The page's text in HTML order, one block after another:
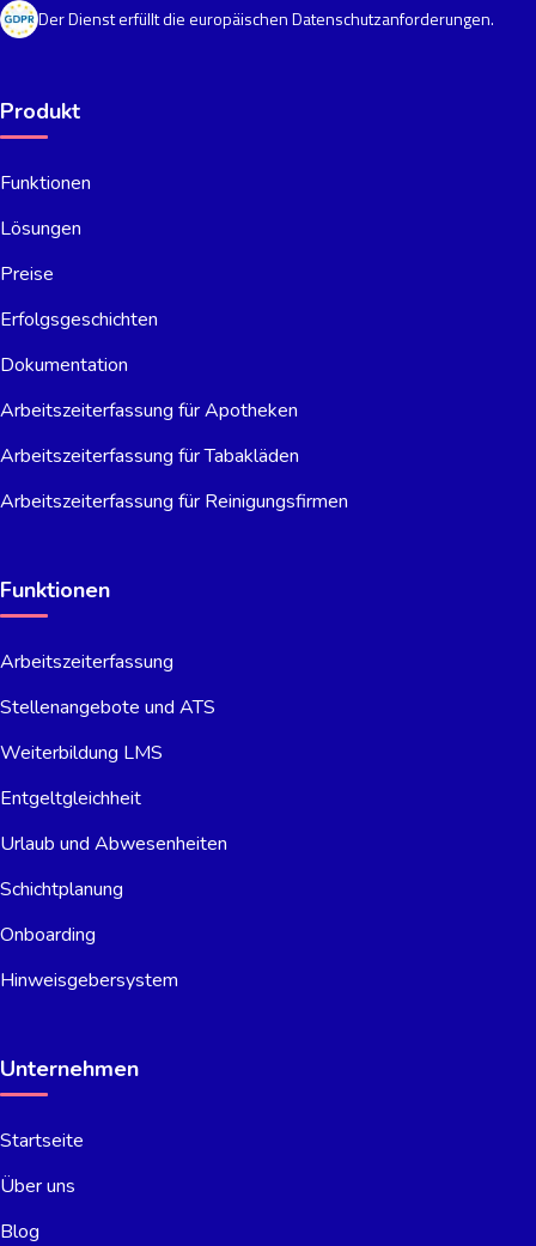
Der Dienst erfüllt die europäischen Datenschutzanforderungen.
Produkt
Funktionen
Lösungen
Preise
Erfolgsgeschichten
Dokumentation
Arbeitszeiterfassung für Apotheken
Arbeitszeiterfassung für Tabakläden
Arbeitszeiterfassung für Reinigungsfirmen
Funktionen
Arbeitszeiterfassung
Stellenangebote und ATS
Weiterbildung LMS
Entgeltgleichheit
Urlaub und Abwesenheiten
Schichtplanung
Onboarding
Hinweisgebersystem
Unternehmen
Startseite
Über uns
Blog